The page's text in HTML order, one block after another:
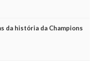
da história da Champions